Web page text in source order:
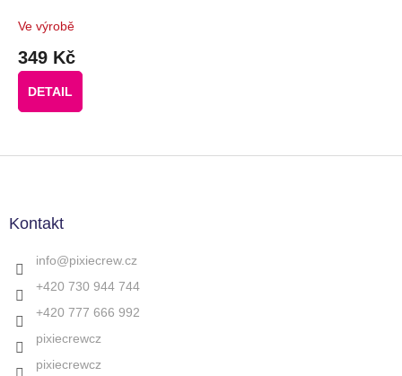
NÁPADŮ + 50
ČERNÝCH PIXELŮ
Ve výrobě
349 Kč
DETAIL
Kontakt
info@pixiecrew.cz
+420 730 944 744
+420 777 666 992
pixiecrewcz
pixiecrewcz